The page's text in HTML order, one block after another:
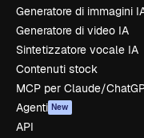
Generatore di immagini
Generatore di video IA
Sintetizzatore vocale IA
Contenuti stock
MCP per Claude/
Agenti New
API